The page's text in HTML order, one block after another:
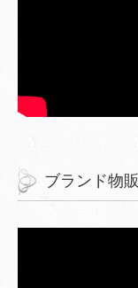
ブランド物